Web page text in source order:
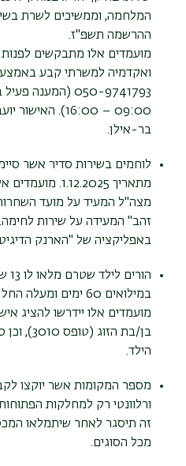
המלחמה, וממשיכים לשרת
ההרשמה תשפ"ז.
מועמדים אלו מתבקשים
050-9741793
09:00 – 16:00).
בר-אילן.
לוחמים בשירות סדיר אשר
מתאריך
מצה"ל המעיד על מועד
זהב" המעידה על שירות
באפליקציה של "הארנק
במילואים 60 ימים ומעלה החל מתאריך 1.1.2026.
מועמדים אלו יידרשו להציג
בן/בת
הילד.
מספר המקומות אשר יוקצו
ורלוונטי רק למחלקות
זה תיסגר לאחר שיתמלאו
מכל הסוגים.